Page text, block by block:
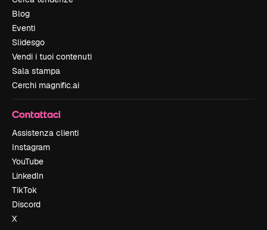
Blog
Eventi
Slidesgo
Vendi i tuoi contenuti
Sala stampa
Cerchi magnific.ai
Contattaci
Assistenza clienti
Instagram
YouTube
LinkedIn
TikTok
Discord
X